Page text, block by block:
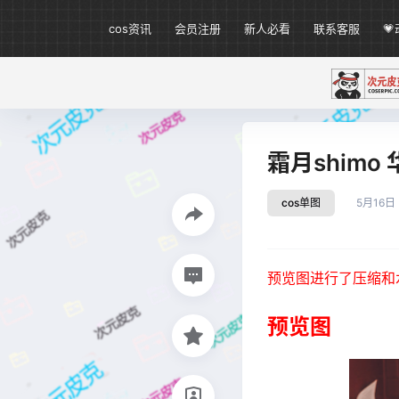
cos资讯 会员注册 新人必看 联系客服 💗
霜月shimo
cos单图 5月16日
预览图进行了压缩
预览图